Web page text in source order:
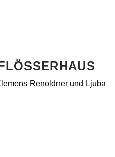
Renoldner und Ljuba